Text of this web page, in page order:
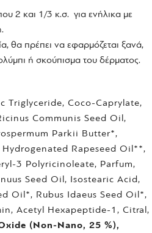
2 και 1/3 κ.σ. για ενήλικα με
θα πρέπει να εφαρμόζεται ξανά,
ή σκούπισμα του δέρματος.
Triglyceride, Coco-Caprylate,
Communis Seed Oil,
Parkii Butter*,
Rapeseed Oil**,
3 Polyricinoleate, Parfum,
Seed Oil, Isostearic Acid,
Oil*, Rubus Idaeus Seed Oil*,
Acetyl Hexapeptide-1, Citral,
(Non-Nano, 25 %),